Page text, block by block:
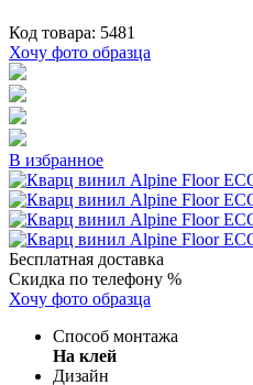
Код товара: 5481
Хочу фото образца
В избранное
Бесплатная доставка
Скидка по телефону %
Хочу фото образца
Способ монтажа
На клей
Дизайн